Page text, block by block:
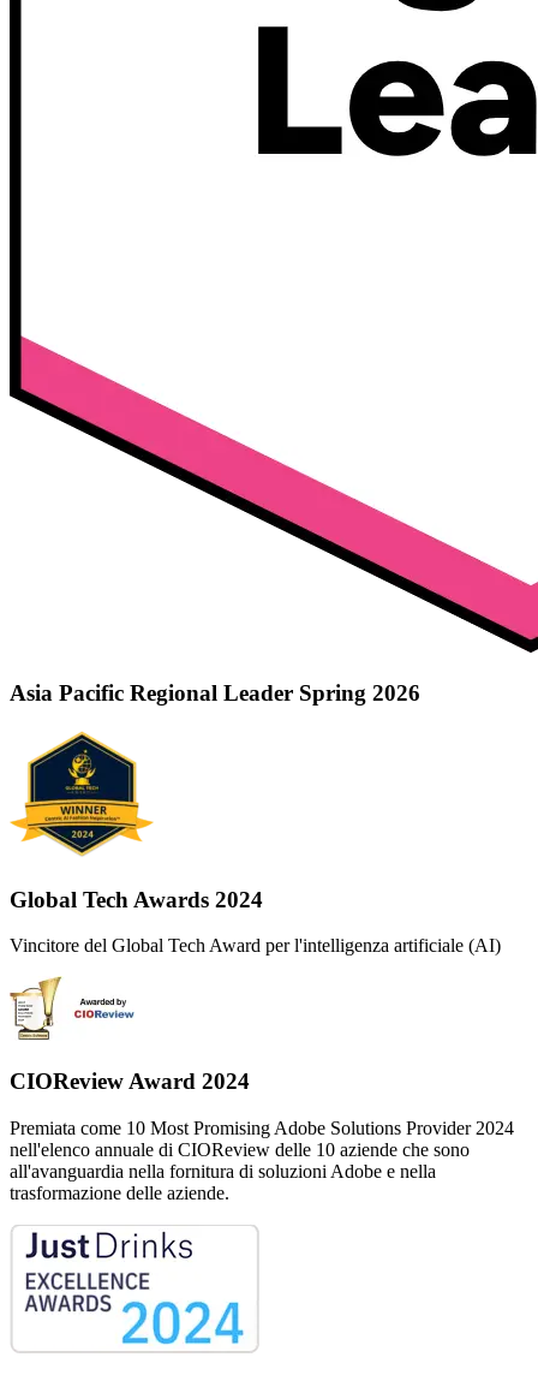
Asia Pacific Regional Leader Spring 2026
Global Tech Awards 2024
Vincitore del Global Tech Award per l'intelligenza artificiale (AI)
CIOReview Award 2024
Premiata come 10 Most Promising Adobe Solutions Provider 2024
nell'elenco annuale di CIOReview delle 10 aziende che sono
all'avanguardia nella fornitura di soluzioni Adobe e nella
trasformazione delle aziende.